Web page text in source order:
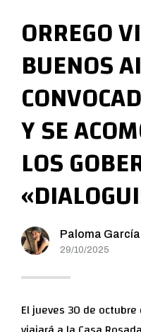
M
e
c
h
a
ORREGO
BUENOS
Y SE
LOS
Paloma García
29/10/2025
El jueves 30 de